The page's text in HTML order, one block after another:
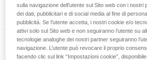
(confezione da 5)
PANGA®
sulla navigazione dell’utente sul Sito web con i nostri
dei dati, pubblicitari e di social media al fine di
pubblicità. Se l’utente accetta, i nostri cookie e/o
attivi solo sul Sito web e non seguiranno l’utente su
tecnologie analoghe dei nostri partner seguiranno
navigazione. L’utente può revocare il proprio
facendo clic sul link “Impostazioni cookie”,